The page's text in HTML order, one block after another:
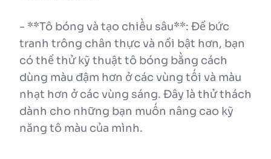
- **Tô bóng và tạo chiều sâu**: Để bức
tranh trông chân thực và nổi bật hơn, bạn
có thể thử kỹ thuật tô bóng bằng cách
dùng màu đậm hơn ở các vùng tối và màu
nhạt hơn ở các vùng sáng. Đây là thử thách
dành cho những bạn muốn nâng cao kỹ
năng tô màu của mình.